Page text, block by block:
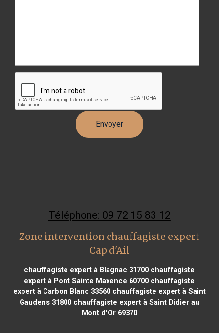
Téléphone: 09 72 15 83 12
Zone intervention chauffagiste expert
Cap d'Ail
chauffagiste expert à Blagnac 31700 chauffagiste
expert à Pont Sainte Maxence 60700 chauffagiste
expert à Carbon Blanc 33560chauffagiste expert à Saint
Gaudens 31800chauffagiste expert à Saint Didier au
Mont d'Or 69370